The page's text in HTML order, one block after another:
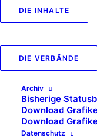
DIE INHALTE
DIE VERBÄNDE
Archiv
Bisherige
Download
Download
Datenschutz